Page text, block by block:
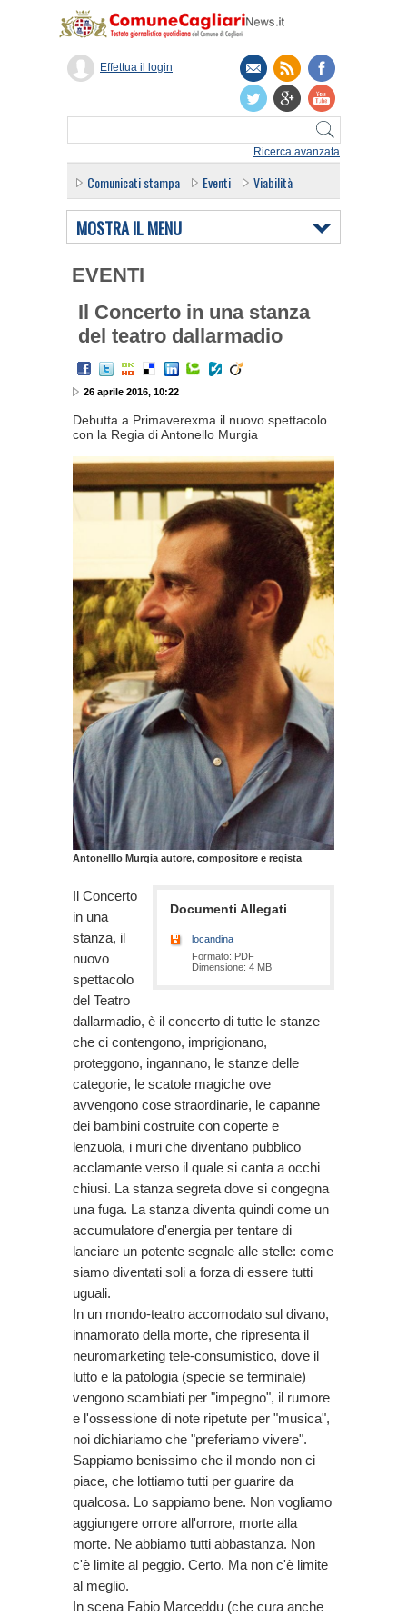
Ricerca avanzata
Effettua il login
Comunicati stampa Eventi Viabilità
MOSTRA IL MENU
EVENTI
Il Concerto in una stanza
del teatro dallarmadio
26 aprile 2016, 10:22
Debutta a Primaverexma il nuovo spettacolo
con la Regia di Antonello Murgia
Antonelllo Murgia autore, compositore e regista
Documenti Allegati
locandina
Formato: PDF
Dimensione: 4 MB
Il Concerto
in una
stanza, il
nuovo
spettacolo
del Teatro
dallarmadio, è il concerto di tutte le stanze
che ci contengono, imprigionano,
proteggono, ingannano, le stanze delle
categorie, le scatole magiche ove
avvengono cose straordinarie, le capanne
dei bambini costruite con coperte e
lenzuola, i muri che diventano pubblico
acclamante verso il quale si canta a occhi
chiusi. La stanza segreta dove si congegna
una fuga. La stanza diventa quindi come un
accumulatore d'energia per tentare di
lanciare un potente segnale alle stelle: come
siamo diventati soli a forza di essere tutti
uguali.
In un mondo-teatro accomodato sul divano,
innamorato della morte, che ripresenta il
neuromarketing tele-consumistico, dove il
lutto e la patologia (specie se terminale)
vengono scambiati per "impegno", il rumore
e l'ossessione di note ripetute per "musica",
noi dichiariamo che "preferiamo vivere".
Sappiamo benissimo che il mondo non ci
piace, che lottiamo tutti per guarire da
qualcosa. Lo sappiamo bene. Non vogliamo
aggiungere orrore all'orrore, morte alla
morte. Ne abbiamo tutti abbastanza. Non
c'è limite al peggio. Certo. Ma non c'è limite
al meglio.
In scena Fabio Marceddu (che cura anche